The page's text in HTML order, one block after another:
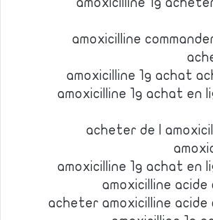
amoxicilline 1g
amoxicilline
amoxicilline 1g achat
amoxicilline 1g achat en
acheter de l
amoxicilline 1g achat en
amoxicilline acide
acheter amoxicilline acide